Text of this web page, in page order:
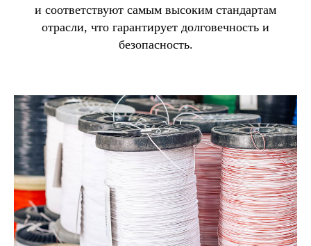
и соответствуют самым высоким стандартам
отрасли, что гарантирует долговечность и
безопасность.